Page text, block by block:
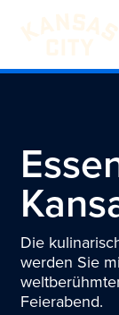
Besuchen Sie
Die
werden Sie
Feierabend.